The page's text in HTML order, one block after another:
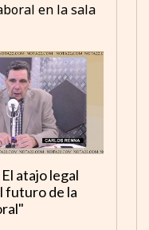
en la sala
atajo legal
futuro de la